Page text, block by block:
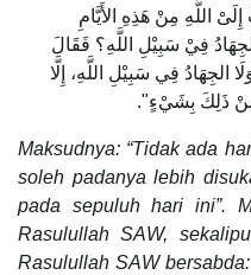
اللَّهِ مِنْ هَذِهِ الأَيَّامِ
فِيْ سَبِيْلِ اللَّهِ؟ فَقَالَ
فِي سَبِيْلِ اللَّهِ، إِلَّا
ذَلِكَ بِشَيْءٍ".
Maksudnya: “Tidak ada
soleh padanya lebih
pada sepuluh hari ini”.
Rasulullah SAW,
Rasulullah SAW